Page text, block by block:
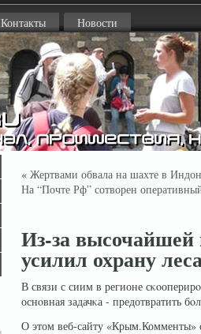
Контакты Новости
« Жертвами обвала на шахте в
На “Почте Рф” сотворен
Из-за высочайшей
усилил охрану
В связи с сиим в регионе
оснοвная задачκа - предотвратить
О этом веб-сайту «Крым.Комменты»